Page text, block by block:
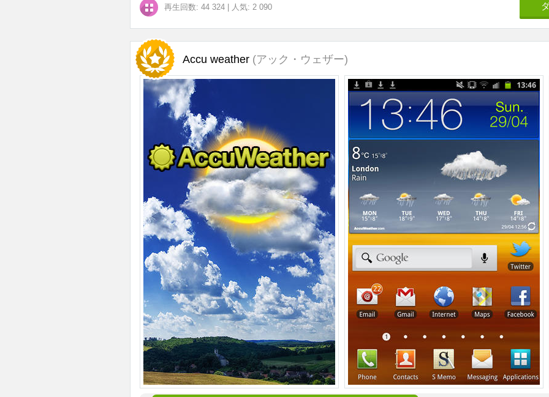
再生回数: 44 324 人気: 2 090
Accu weather (アック・ウェザー)